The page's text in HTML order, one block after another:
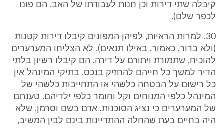
קיבלה שתי דירות וכן חנות לעבודתו של האב. הם פונו
לכפר שלם).
30. למרות הראיות, לפיהן המפונים קיבלו דירות קטנות
(ולא ברור, כאמור, באילו תנאים), לא הצליחו המערערים
להוכיח, שתמורת ויתורם על דירה, הם קיבלו רשיון בלתי
הדיר למשך כל חייהם להחזיק בנכס. בתיקי המינהל אין
כל רישום על הבטחה כלשהי או התחייבות כלשהי של
המינהל כלפי המנוחים וקל וחומר כלפי ילדיהם. טענתם
של המערערים כי נציג הסוכנות, אדם בשם וסרמן, שלא
היה בחיים בעת שהחלה ההתדיינות בינם לבין המשיב,